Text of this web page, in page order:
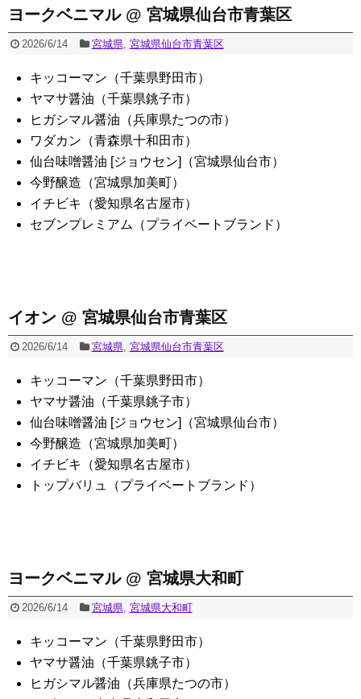
ヨークベニマル @ 宮城県仙台市青葉区
2026/6/14 宮城県, 宮城県仙台市青葉区
キッコーマン（千葉県野田市）
ヤマサ醤油（千葉県銚子市）
ヒガシマル醤油（兵庫県たつの市）
ワダカン（青森県十和田市）
仙台味噌醤油 [ジョウセン]（宮城県仙台市）
今野醸造（宮城県加美町）
イチビキ（愛知県名古屋市）
セブンプレミアム（プライベートブランド）
イオン @ 宮城県仙台市青葉区
2026/6/14 宮城県, 宮城県仙台市青葉区
キッコーマン（千葉県野田市）
ヤマサ醤油（千葉県銚子市）
仙台味噌醤油 [ジョウセン]（宮城県仙台市）
今野醸造（宮城県加美町）
イチビキ（愛知県名古屋市）
トップバリュ（プライベートブランド）
ヨークベニマル @ 宮城県大和町
2026/6/14 宮城県, 宮城県大和町
キッコーマン（千葉県野田市）
ヤマサ醤油（千葉県銚子市）
ヒガシマル醤油（兵庫県たつの市）